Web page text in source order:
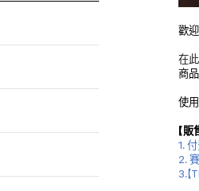
歡
在
商
使
【
1.
2.
3.【